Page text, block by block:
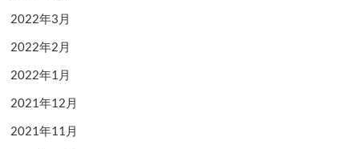
2022年3月
2022年2月
2022年1月
2021年12月
2021年11月